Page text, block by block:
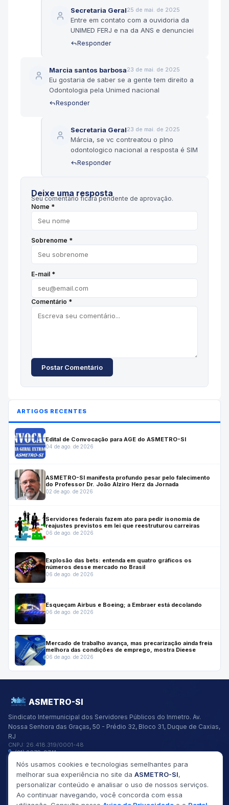
Secretaria Geral25 de mai. de 2025
Entre em contato com a ouvidoria da
UNIMED FERJ e na da ANS e denunciei
Responder
Marcia santos barbosa23 de mai. de 2025
Eu gostaria de saber se a gente tem direito a
Odontologia pela Unimed nacional
Responder
Secretaria Geral23 de mai. de 2025
Márcia, se vc contreatou o plno
odontologico nacional a resposta é SIM
Responder
Deixe uma resposta
Seu comentário ficará pendente de aprovação.
Nome *
Sobrenome *
E-mail *
Comentário *
Postar Comentário
ARTIGOS RECENTES
Edital de Convocação para AGE do ASMETRO-SI
04 de ago. de 2026
ASMETRO-SI manifesta profundo pesar pelo falecimento
do Professor Dr. João Alziro Herz da Jornada
02 de ago. de 2026
Servidores federais fazem ato para pedir isonomia de
reajustes previstos em lei que reestruturou carreiras
06 de ago. de 2026
Explosão das bets: entenda em quatro gráficos os
números desse mercado no Brasil
06 de ago. de 2026
Esqueçam Airbus e Boeing; a Embraer está decolando
06 de ago. de 2026
Mercado de trabalho avança, mas precarização ainda freia
melhora das condições de emprego, mostra Dieese
06 de ago. de 2026
ASMETRO-SI
Sindicato Intermunicipal dos Servidores Públicos do Inmetro. Av.
Nossa Senhora das Graças, 50 - Prédio 32, Bloco 31, Duque de Caxias,
RJ
CNPJ: 26.418.319/0001-48
(21) 2679-9741
asmetro@asmetro.org.br
Links Rápidos
Institucional
Gestão
Saúde
Nós usamos cookies e tecnologias semelhantes para
melhorar sua experiência no site da ASMETRO-SI,
personalizar conteúdo e analisar o uso de nossos serviços.
Ao continuar navegando, você concorda com essa